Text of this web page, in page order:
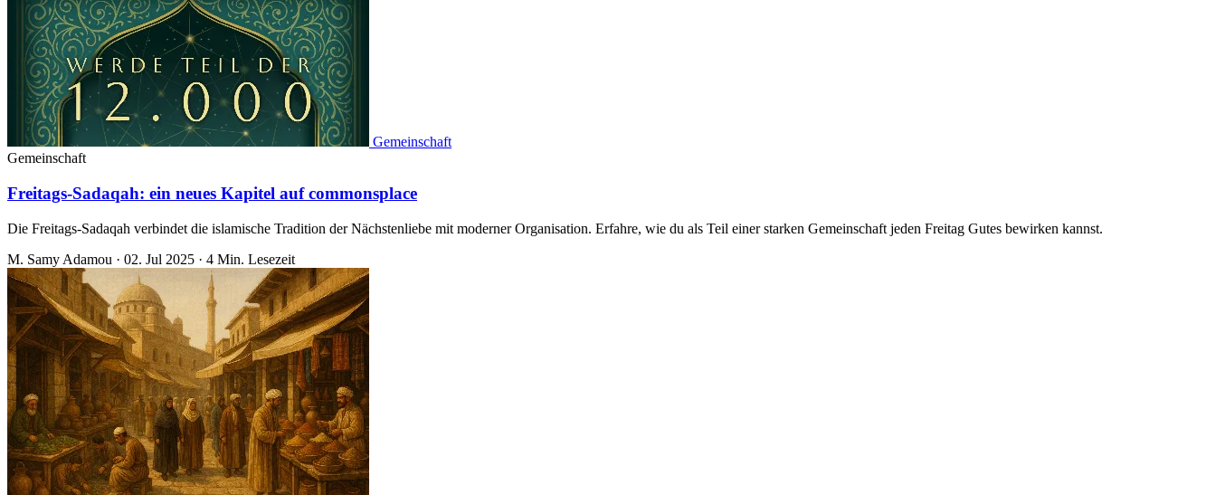
Gemeinschaft
Gemeinschaft
Freitags-Sadaqah: ein neues Kapitel auf commonsplace
Die Freitags-Sadaqah verbindet die islamische Tradition der Nächstenliebe mit moderner Organisation. Erfahre, wie du als Teil einer starken Gemeinschaft jeden Freitag Gutes bewirken kannst.
M. Samy Adamou · 02. Jul 2025 · 4 Min. Lesezeit